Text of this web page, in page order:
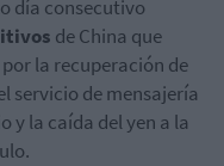
día consecutivo
de China que
la recuperación de
servicio de mensajería
y la caída del yen a la